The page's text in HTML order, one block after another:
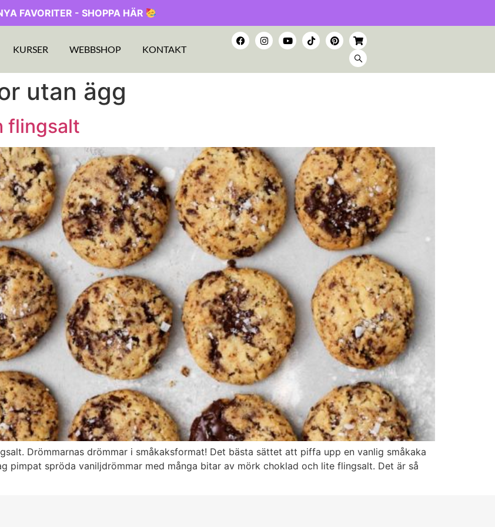
FAVORITER - SHOPPA HÄR
KURSER WEBBSHOP KONTAKT
utan ägg
flingsalt
Drömmarnas drömmar i småkaksformat! Det bästa sättet att piffa upp en vanlig småkaka
pimpat spröda vaniljdrömmar med många bitar av mörk choklad och lite flingsalt. Det är så